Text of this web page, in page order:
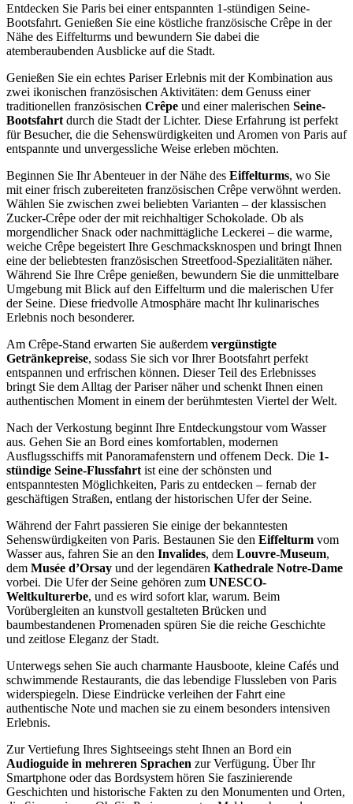
Entdecken Sie Paris bei einer entspannten 1-stündigen Seine-
Bootsfahrt. Genießen Sie eine köstliche französische Crêpe in der
Nähe des Eiffelturms und bewundern Sie dabei die
atemberaubenden Ausblicke auf die Stadt.
Genießen Sie ein echtes Pariser Erlebnis mit der Kombination aus
zwei ikonischen französischen Aktivitäten: dem Genuss einer
traditionellen französischen Crêpe und einer malerischen Seine-
Bootsfahrt durch die Stadt der Lichter. Diese Erfahrung ist perfekt
für Besucher, die die Sehenswürdigkeiten und Aromen von Paris auf
entspannte und unvergessliche Weise erleben möchten.
Beginnen Sie Ihr Abenteuer in der Nähe des Eiffelturms, wo Sie
mit einer frisch zubereiteten französischen Crêpe verwöhnt werden.
Wählen Sie zwischen zwei beliebten Varianten – der klassischen
Zucker-Crêpe oder der mit reichhaltiger Schokolade. Ob als
morgendlicher Snack oder nachmittägliche Leckerei – die warme,
weiche Crêpe begeistert Ihre Geschmacksknospen und bringt Ihnen
eine der beliebtesten französischen Streetfood-Spezialitäten näher.
Während Sie Ihre Crêpe genießen, bewundern Sie die unmittelbare
Umgebung mit Blick auf den Eiffelturm und die malerischen Ufer
der Seine. Diese friedvolle Atmosphäre macht Ihr kulinarisches
Erlebnis noch besonderer.
Am Crêpe-Stand erwarten Sie außerdem vergünstigte
Getränkepreise, sodass Sie sich vor Ihrer Bootsfahrt perfekt
entspannen und erfrischen können. Dieser Teil des Erlebnisses
bringt Sie dem Alltag der Pariser näher und schenkt Ihnen einen
authentischen Moment in einem der berühmtesten Viertel der Welt.
Nach der Verkostung beginnt Ihre Entdeckungstour vom Wasser
aus. Gehen Sie an Bord eines komfortablen, modernen
Ausflugsschiffs mit Panoramafenstern und offenem Deck. Die 1-
stündige Seine-Flussfahrt ist eine der schönsten und
entspanntesten Möglichkeiten, Paris zu entdecken – fernab der
geschäftigen Straßen, entlang der historischen Ufer der Seine.
Während der Fahrt passieren Sie einige der bekanntesten
Sehenswürdigkeiten von Paris. Bestaunen Sie den Eiffelturm vom
Wasser aus, fahren Sie an den Invalides, dem Louvre-Museum,
dem Musée d’Orsay und der legendären Kathedrale Notre-Dame
vorbei. Die Ufer der Seine gehören zum UNESCO-
Weltkulturerbe, und es wird sofort klar, warum. Beim
Vorübergleiten an kunstvoll gestalteten Brücken und
baumbestandenen Promenaden spüren Sie die reiche Geschichte
und zeitlose Eleganz der Stadt.
Unterwegs sehen Sie auch charmante Hausboote, kleine Cafés und
schwimmende Restaurants, die das lebendige Flussleben von Paris
widerspiegeln. Diese Eindrücke verleihen der Fahrt eine
authentische Note und machen sie zu einem besonders intensiven
Erlebnis.
Zur Vertiefung Ihres Sightseeings steht Ihnen an Bord ein
Audioguide in mehreren Sprachen zur Verfügung. Über Ihr
Smartphone oder das Bordsystem hören Sie faszinierende
Geschichten und historische Fakten zu den Monumenten und Orten,